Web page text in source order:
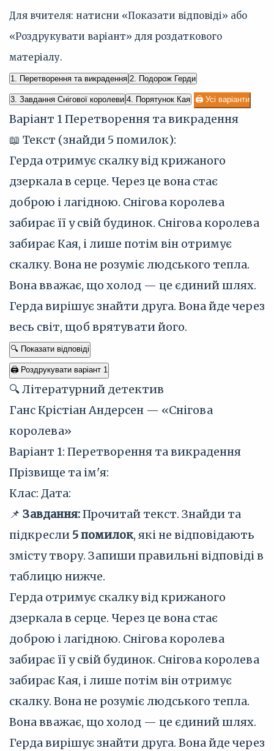
Для вчителя: натисни «Показати відповіді» або
«Роздрукувати варіант» для роздаткового
матеріалу.
1. Перетворення та викрадення 2. Подорож Герди
3. Завдання Снігової королеви 4. Порятунок Кая 🖨 Усі варіанти
Варіант 1Перетворення та викрадення
📖 Текст (знайди 5 помилок):
Герда отримує скалку від крижаного
дзеркала в серце. Через це вона стає
доброю і лагідною. Снігова королева
забирає її у свій будинок. Снігова королева
забирає Кая, і лише потім він отримує
скалку. Вона не розуміє людського тепла.
Вона вважає, що холод — це єдиний шлях.
Герда вирішує знайти друга. Вона йде через
весь світ, щоб врятувати його.
🔍 Показати відповіді
🖨 Роздрукувати варіант 1
🔍 Літературний детектив
Ганс Крістіан Андерсен — «Снігова
королева»
Варіант 1: Перетворення та викрадення
Прізвище та ім'я:
Клас: Дата:
📌 Завдання:Прочитай текст. Знайди та
підкресли 5 помилок, які не відповідають
змісту твору. Запиши правильні відповіді в
таблицю нижче.
Герда отримує скалку від крижаного
дзеркала в серце. Через це вона стає
доброю і лагідною. Снігова королева
забирає її у свій будинок. Снігова королева
забирає Кая, і лише потім він отримує
скалку. Вона не розуміє людського тепла.
Вона вважає, що холод — це єдиний шлях.
Герда вирішує знайти друга. Вона йде через